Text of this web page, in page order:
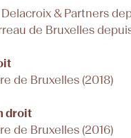
& Partners
de Bruxelles
de Bruxelles (2018)
droit
de Bruxelles (2016)